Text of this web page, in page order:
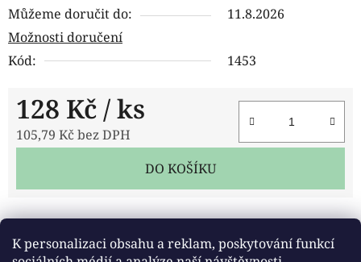
K personalizaci obsahu a reklam, poskytování funkcí
Můžeme doručit do:
11.8.2026
Možnosti doručení
Kód:
1453
128 Kč / ks
105,79 Kč bez DPH
DO KOŠÍKU